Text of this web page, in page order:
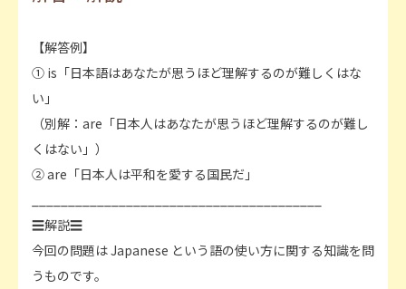
【解答例】
① is「日本語はあなたが思うほど理解するのが難しくはな
い」
（別解：are「日本人はあなたが思うほど理解するのが難し
くはない」）
② are「日本人は平和を愛する国民だ」
☰解説☰
今回の問題は Japanese という語の使い方に関する知識を問
うものです。